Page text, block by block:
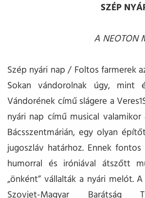
SZÉP
A NEOTON
Szép nyári nap / Foltos farmerek
Sokan vándorolnak úgy,
Vándorének című slágere a
nyári nap című musical
Bácsszentmárián, egy olyan
jugoszláv határhoz. Ennek
humorral és iróniával átszőtt
„önként” vállalták a nyári melót.